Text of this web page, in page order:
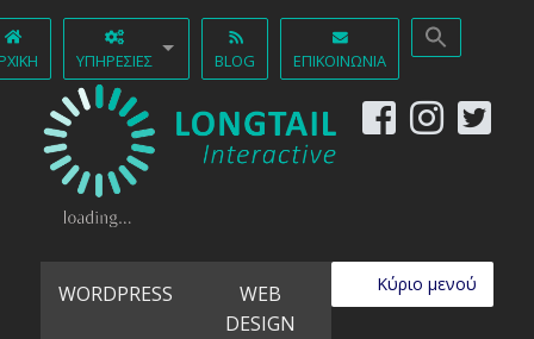
ΥΠΗΡΕΣΊΕΣ BLOG ΕΠΙΚΟΙΝΩΝΊΑ
Κύριο μενού
WORDPRESS
WEB
DESIGN